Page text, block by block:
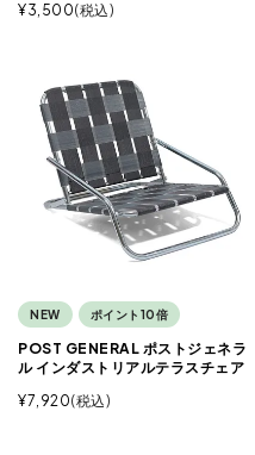
¥3,500 税込
NEW ポイント10倍
POST GENERAL ポストジェネラ
ル インダストリアルテラスチェア
¥7,920 税込